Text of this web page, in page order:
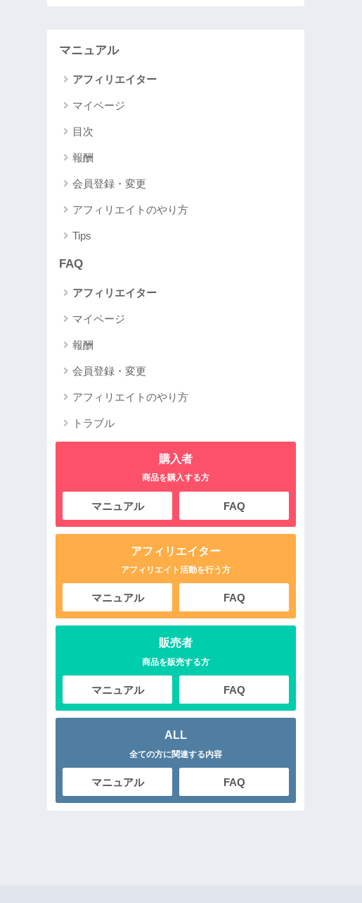
マニュアル
アフィリエイター
マイページ
目次
報酬
会員登録・変更
アフィリエイトのやり方
Tips
FAQ
アフィリエイター
マイページ
報酬
会員登録・変更
アフィリエイトのやり方
トラブル
購入者
商品を購入する方
マニュアル FAQ
アフィリエイター
アフィリエイト活動を行う方
マニュアル FAQ
販売者
商品を販売する方
マニュアル FAQ
ALL
全ての方に関連する内容
マニュアル FAQ